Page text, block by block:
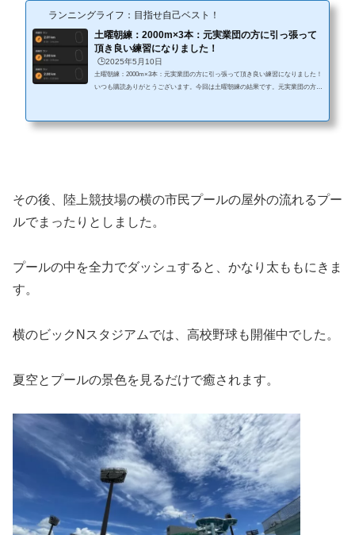
ランニングライフ：目指せ自己ベスト！
土曜朝練：2000m×3本：元実業団の方に引っ張って
頂き良い練習になりました！
🕒️2025年5月10日
土曜朝練：2000m×3本：元実業団の方に引っ張って頂き良い練習になりました！
いつも購読ありがとうございます。今回は土曜朝練の結果です。元実業団の方が
その後、陸上競技場の横の市民プールの屋外の流れるプー
ルでまったりとしました。
プールの中を全力でダッシュすると、かなり太ももにきま
す。
横のビックNスタジアムでは、高校野球も開催中でした。
夏空とプールの景色を見るだけで癒されます。